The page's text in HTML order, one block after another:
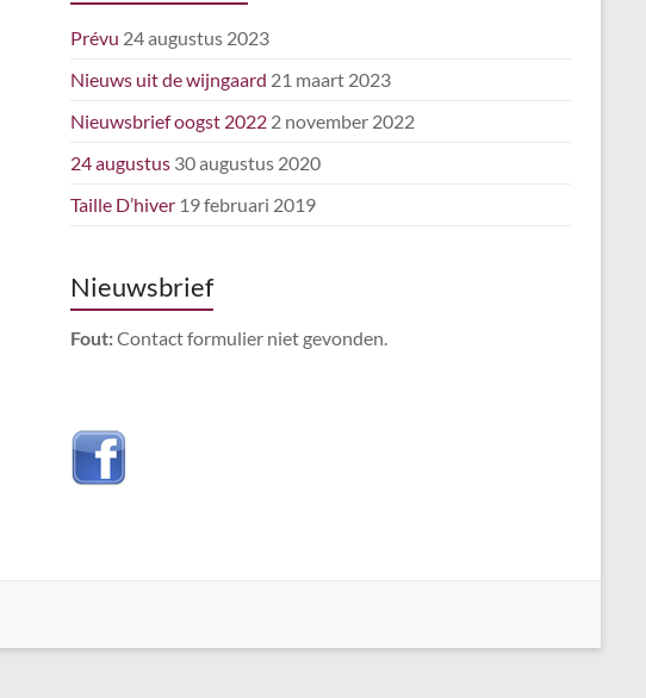
Prévu 24 augustus 2023
Nieuws uit de wijngaard 21 maart 2023
Nieuwsbrief oogst 2022 2 november 2022
24 augustus 30 augustus 2020
Taille D’hiver 19 februari 2019
Nieuwsbrief
Fout:Contact formulier niet gevonden.